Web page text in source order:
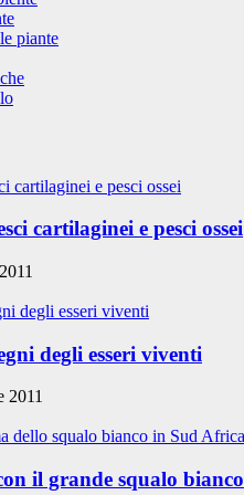
piante
cartilaginei e pesci ossei
degli esseri viventi
2011
il grande squalo bianco